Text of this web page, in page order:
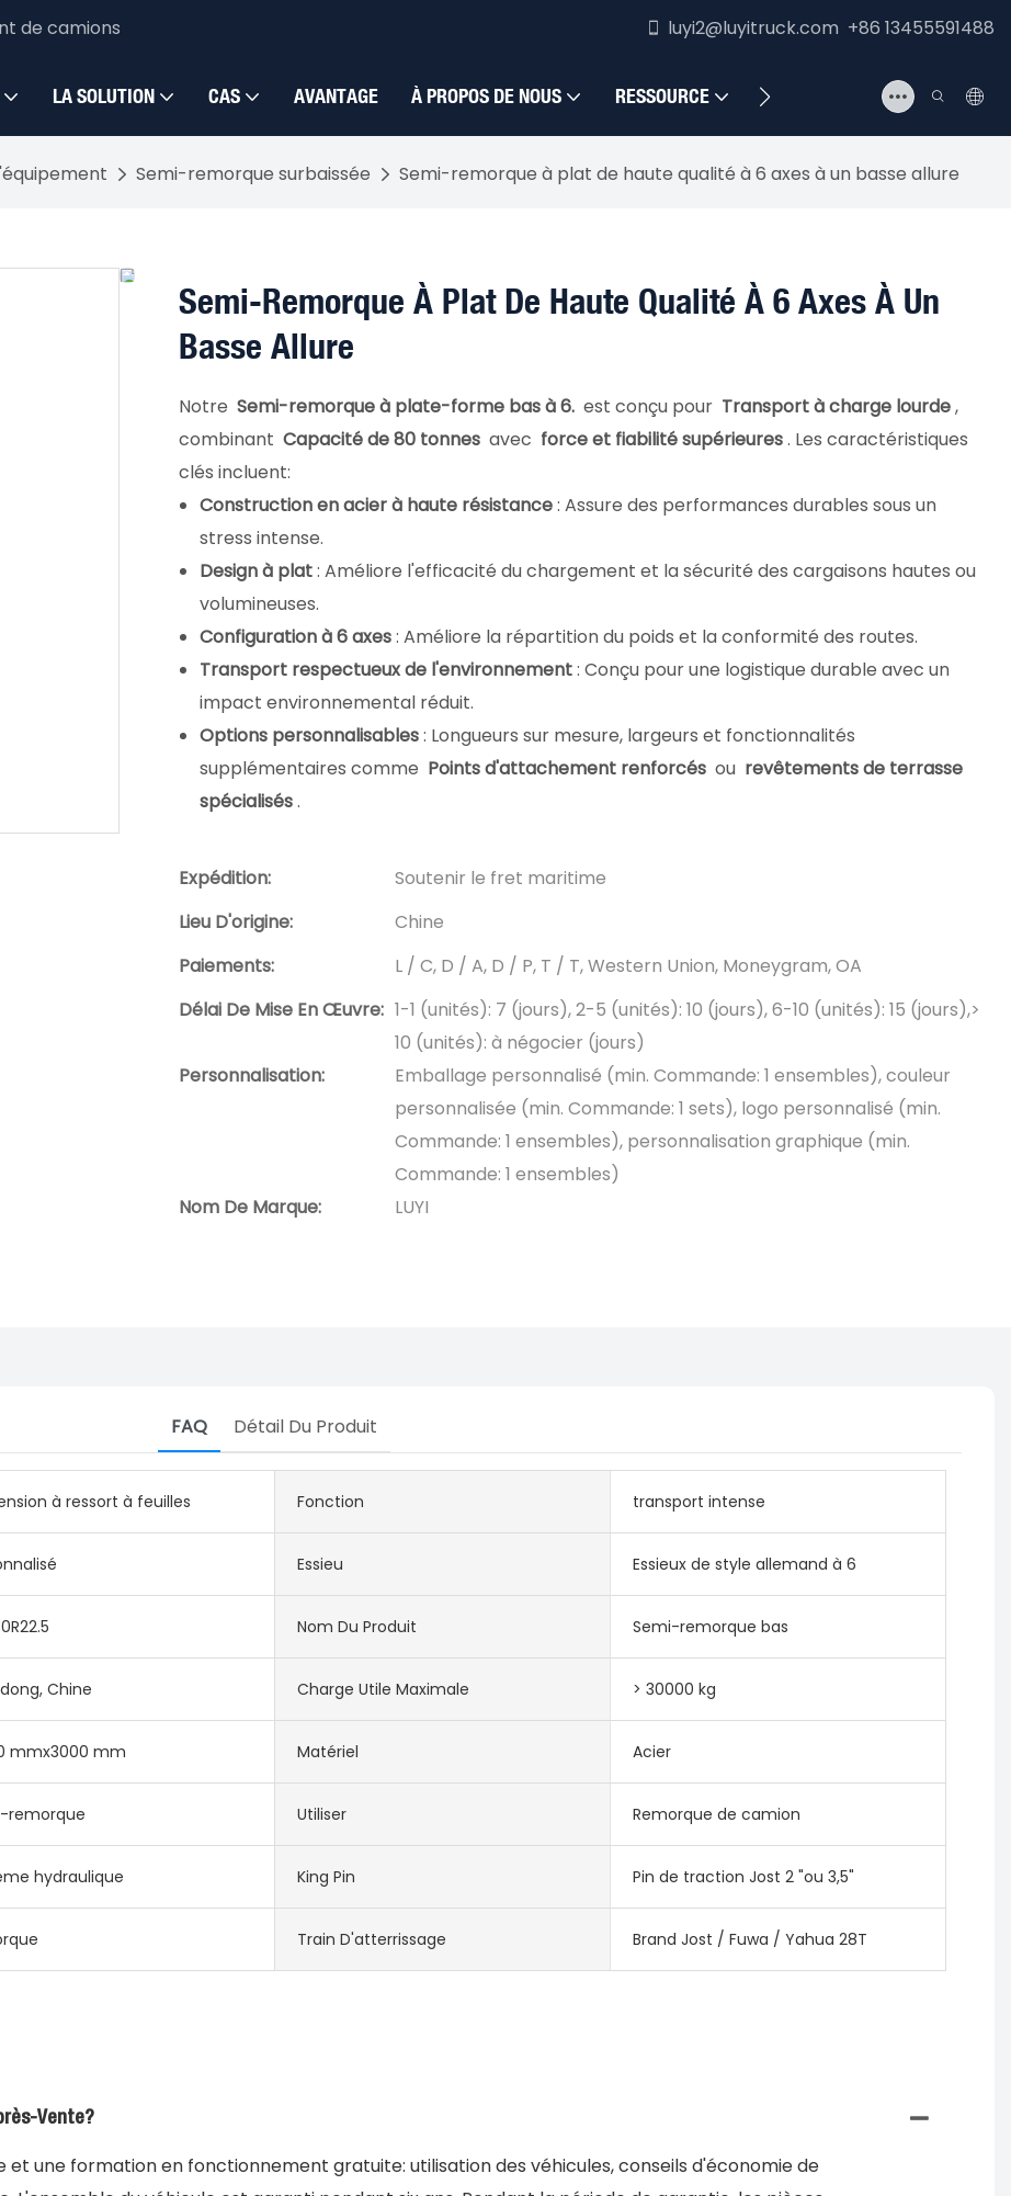
de camions luyi2@luyitruck.com +86 13455591488
LA SOLUTION CAS AVANTAGE À PROPOS DE NOUS RESSOURCE NOUS CONTACTER
Semi-remorque surbaissée Semi-remorque à plat de haute qualité à 6 axes à un basse allure
Semi-Remorque À Plat De Haute Qualité À 6 Axes À Un
Basse Allure
Notre Semi-remorque à plate-forme bas à 6. est conçu pour Transport à charge lourde,
combinant Capacité de 80 tonnes avec force et fiabilité supérieures. Les caractéristiques
clés incluent:
Construction en acier à haute résistance: Assure des performances durables sous un
stress intense.
Design à plat: Améliore l'efficacité du chargement et la sécurité des cargaisons hautes ou
volumineuses.
Configuration à 6 axes: Améliore la répartition du poids et la conformité des routes.
Transport respectueux de l'environnement: Conçu pour une logistique durable avec un
impact environnemental réduit.
Options personnalisables: Longueurs sur mesure, largeurs et fonctionnalités
supplémentaires comme Points d'attachement renforcés ou revêtements de terrasse
spécialisés.
Expédition:
Soutenir le fret maritime
Lieu D'origine:
Chine
Paiements:
L / C, D / A, D / P, T / T, Western Union, Moneygram, OA
Délai De Mise En Œuvre: 1-1 (unités): 7 (jours), 2-5 (unités): 10 (jours), 6-10 (unités): 15 (jours),>
10 (unités): à négocier (jours)
Personnalisation:
Emballage personnalisé (min. Commande: 1 ensembles), couleur
personnalisée (min. Commande: 1 sets), logo personnalisé (min.
Commande: 1 ensembles), personnalisation graphique (min.
Commande: 1 ensembles)
Nom De Marque:
LUYI
FAQ Détail Du Produit
à ressort à feuilles Fonction transport intense
Essieu Essieux de style allemand à 6
Nom Du Produit Semi-remorque bas
Chine Charge Utile Maximale > 30000 kg
mmx3000 mm Matériel Acier
remorque Utiliser Remorque de camion
hydraulique King Pin Pin de traction Jost 2 "ou 3,5"
Train D'atterrissage Brand Jost / Fuwa / Yahua 28T
Vente?
et une formation en fonctionnement gratuite: utilisation des véhicules, conseils d'économie de